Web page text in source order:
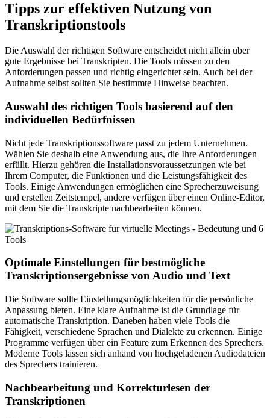
Tipps zur effektiven Nutzung von
Transkriptionstools
Die Auswahl der richtigen Software entscheidet nicht allein über
gute Ergebnisse bei Transkripten. Die Tools müssen zu den
Anforderungen passen und richtig eingerichtet sein. Auch bei der
Aufnahme selbst sollten Sie bestimmte Hinweise beachten.
Auswahl des richtigen Tools basierend auf den
individuellen Bedürfnissen
Nicht jede Transkriptionssoftware passt zu jedem Unternehmen.
Wählen Sie deshalb eine Anwendung aus, die Ihre Anforderungen
erfüllt. Hierzu gehören die Installationsvoraussetzungen wie bei
Ihrem Computer, die Funktionen und die Leistungsfähigkeit des
Tools. Einige Anwendungen ermöglichen eine Sprecherzuweisung
und erstellen Zeitstempel, andere verfügen über einen Online-Editor,
mit dem Sie die Transkripte nachbearbeiten können.
Optimale Einstellungen für bestmögliche
Transkriptionsergebnisse von Audio und Text
Die Software sollte Einstellungsmöglichkeiten für die persönliche
Anpassung bieten. Eine klare Aufnahme ist die Grundlage für
automatische Transkription. Daneben haben viele Tools die
Fähigkeit, verschiedene Sprachen und Dialekte zu erkennen. Einige
Programme verfügen über ein Feature zum Erkennen des Sprechers.
Moderne Tools lassen sich anhand von hochgeladenen Audiodateien
des Sprechers trainieren.
Nachbearbeitung und Korrekturlesen der
Transkriptionen